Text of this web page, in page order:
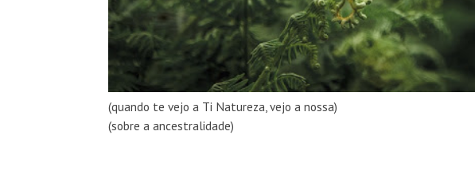
(quando te vejo a Ti Natureza, vejo a nossa)
(sobre a ancestralidade)